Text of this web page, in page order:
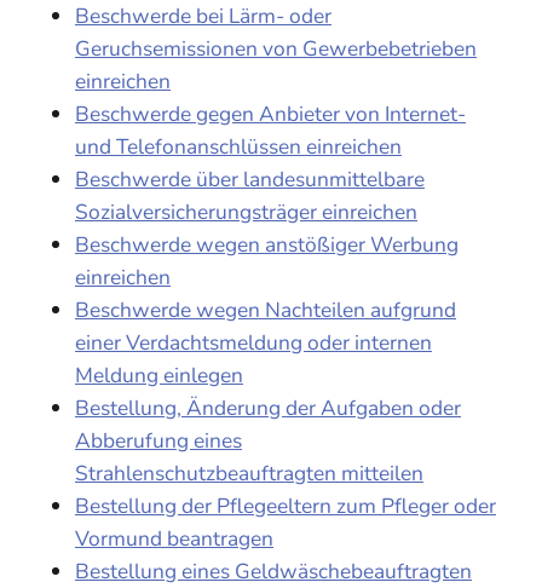
Beschwerde bei Lärm- oder
Geruchsemissionen von Gewerbebetrieben
einreichen
Beschwerde gegen Anbieter von Internet-
und Telefonanschlüssen einreichen
Beschwerde über landesunmittelbare
Sozialversicherungsträger einreichen
Beschwerde wegen anstößiger Werbung
einreichen
Beschwerde wegen Nachteilen aufgrund
einer Verdachtsmeldung oder internen
Meldung einlegen
Bestellung, Änderung der Aufgaben oder
Abberufung eines
Strahlenschutzbeauftragten mitteilen
Bestellung der Pflegeeltern zum Pfleger oder
Vormund beantragen
Bestellung eines Geldwäschebeauftragten